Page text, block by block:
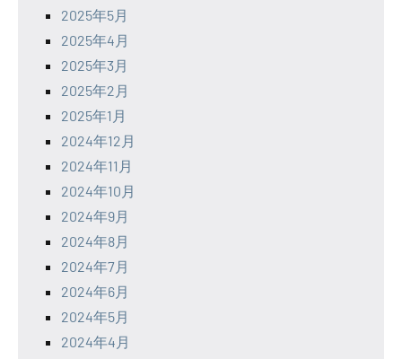
2025年5月
2025年4月
2025年3月
2025年2月
2025年1月
2024年12月
2024年11月
2024年10月
2024年9月
2024年8月
2024年7月
2024年6月
2024年5月
2024年4月